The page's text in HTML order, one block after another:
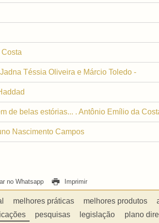
Téssia Oliveira e Márcio Toledo -
de belas estórias... . Antônio Emílio da
Nascimento Campos
no Whatsapp Imprimir
melhores práticas melhores produtos
pesquisas legislação plano